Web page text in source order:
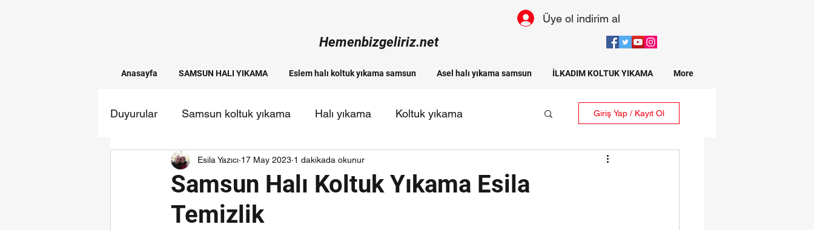
Üye ol indirim al
Hemenbizgeliriz.net
Anasayfa SAMSUN HALI YIKAMA Eslem halı koltuk yıkama samsun Asel halı yıkama samsun İLKADIM KOLTUK YIKAMA More
Duyurular Samsun koltuk yıkama Halı yıkama Koltuk yıkama
Temizlik firmaları samsun halı yıkama firmaları
Giriş Yap / Kayıt Ol
Samsun Halı Koltuk Yıkama Esila
Temizlik
Esila Yazıcı 17 May 2023 1 dakikada okunur